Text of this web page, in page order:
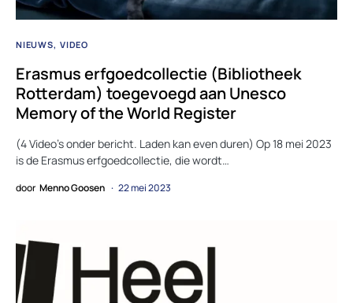
NIEUWS VIDEO
Erasmus erfgoedcollectie (Bibliotheek
Rotterdam) toegevoegd aan Unesco
Memory of the World Register
(4 Video’s onder bericht. Laden kan even duren) Op 18 mei 2023
is de Erasmus erfgoedcollectie, die wordt…
door Menno Goosen 22 mei 2023